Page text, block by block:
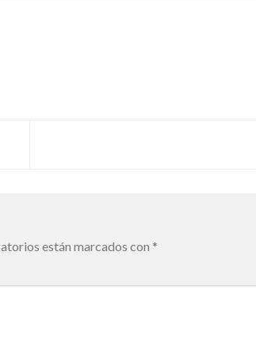
están marcados con *